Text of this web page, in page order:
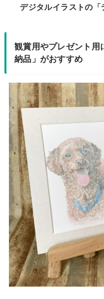
デジタルイラストの「
観賞用やプレゼント用
納品」がおすすめ